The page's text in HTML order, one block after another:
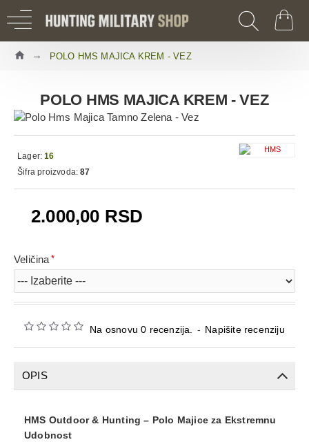
POLO HMS MAJICA KREM - VEZ
POLO HMS MAJICA KREM - VEZ
Na osnovu 0 recenzija. - Napišite recenziju
2.000,00 RSD
Lager: 16
Šifra proizvoda: 87
Veličina
OPIS
HMS Outdoor & Hunting – Polo Majice za Ekstremnu
Udobnost